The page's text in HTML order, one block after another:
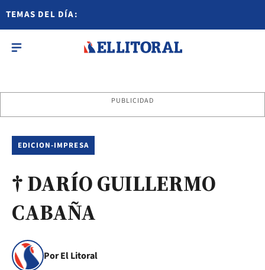
TEMAS DEL DÍA:
PUBLICIDAD
EDICION-IMPRESA
† DARÍO GUILLERMO
CABAÑA
Por El Litoral